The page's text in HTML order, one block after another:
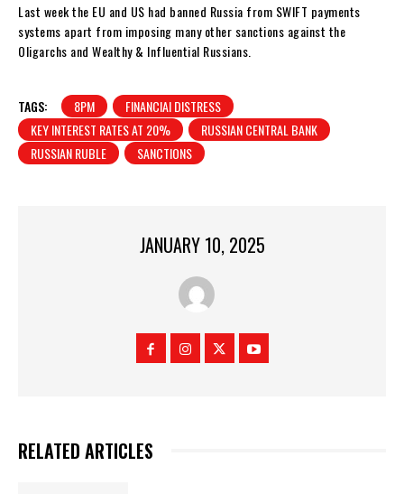
Last week the EU and US had banned Russia from SWIFT payments
systems apart from imposing many other sanctions against the
Oligarchs and Wealthy & Influential Russians.
TAGS: 8PM
FINANCIAI DISTRESS
KEY INTEREST RATES AT 20%
RUSSIAN CENTRAL BANK
RUSSIAN RUBLE
SANCTIONS
JANUARY 10, 2025
RELATED ARTICLES